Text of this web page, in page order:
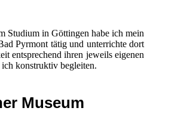
Studium in Göttingen habe ich mein
Pyrmont tätig und unterrichte dort
entsprechend ihren jeweils eigenen
ich konstruktiv begleiten.
Museum